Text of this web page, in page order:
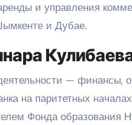
и управления
и Дубае.
— финансы,
на паритетных
Фонда образования